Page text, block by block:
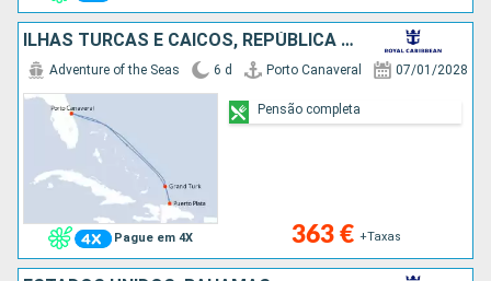
ILHAS TURCAS E CAICOS, REPÚBLICA DOMINICANA, ESTADOS UNIDOS
Pague em 4X
Adventure of the Seas 6 d Porto Canaveral 07/01/2028
363 € +Taxas
Pensão completa